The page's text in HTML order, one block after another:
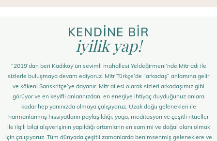
KENDİNE BİR
iyilik yap!
“2019’dan beri Kadıköy’ün sevimli mahallesi Yeldeğirmeni’nde Mitr adı ile
sizlerle buluşmaya devam ediyoruz. Mitr Türkçe’de “arkadaş” anlamına gelir
ve kökeni Sanskritçe’ye dayanır. Mitr ailesi olarak sizleri arkadaşımız gibi
görüyor ve en keyifli anlarınızdan, en enerjiye ihtiyaç duyduğunuz anlara
kadar hep yanınızda olmaya çalışıyoruz. Uzak doğu gelenekleri ile
harmanlanmış hissiyatların paylaşıldığı; yoga, meditasyon ve çeşitli ritüeller
ile ilgili bilgi alışverişinin yapıldığı ortamların en samimi ve doğal olanı olmak
için çalışıyoruz. Tüm dünyada çeşitli zamanlarda benimsenmiş geleneklere ve